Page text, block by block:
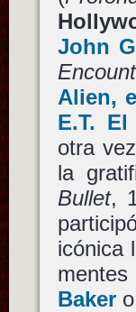
John
Alien,
E.T. El
otra
la
Bullet,
icónica
Bakero